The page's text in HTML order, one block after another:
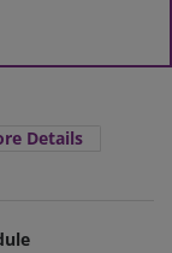
Details